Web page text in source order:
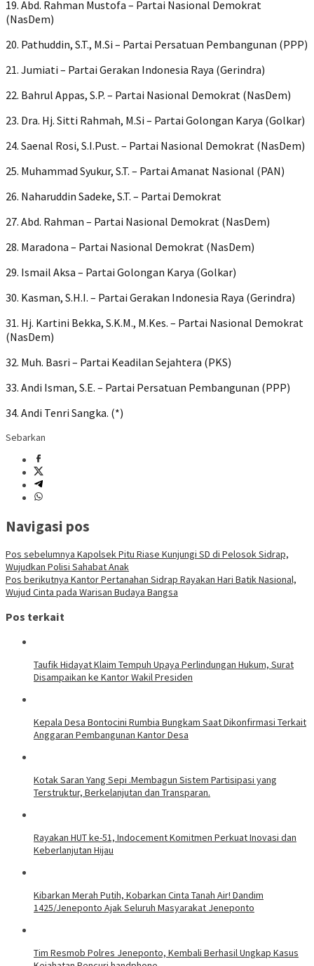
19. Abd. Rahman Mustofa – Partai Nasional Demokrat
(NasDem)
20. Pathuddin, S.T., M.Si – Partai Persatuan Pembangunan (PPP)
21. Jumiati – Partai Gerakan Indonesia Raya (Gerindra)
22. Bahrul Appas, S.P. – Partai Nasional Demokrat (NasDem)
23. Dra. Hj. Sitti Rahmah, M.Si – Partai Golongan Karya (Golkar)
24. Saenal Rosi, S.I.Pust. – Partai Nasional Demokrat (NasDem)
25. Muhammad Syukur, S.T. – Partai Amanat Nasional (PAN)
26. Naharuddin Sadeke, S.T. – Partai Demokrat
27. Abd. Rahman – Partai Nasional Demokrat (NasDem)
28. Maradona – Partai Nasional Demokrat (NasDem)
29. Ismail Aksa – Partai Golongan Karya (Golkar)
30. Kasman, S.H.I. – Partai Gerakan Indonesia Raya (Gerindra)
31. Hj. Kartini Bekka, S.K.M., M.Kes. – Partai Nasional Demokrat
(NasDem)
32. Muh. Basri – Partai Keadilan Sejahtera (PKS)
33. Andi Isman, S.E. – Partai Persatuan Pembangunan (PPP)
34. Andi Tenri Sangka. (*)
Sebarkan
Navigasi pos
Pos sebelumnya Kapolsek Pitu Riase Kunjungi SD di Pelosok Sidrap,
Wujudkan Polisi Sahabat Anak
Pos berikutnya Kantor Pertanahan Sidrap Rayakan Hari Batik Nasional,
Wujud Cinta pada Warisan Budaya Bangsa
Pos terkait
Taufik Hidayat Klaim Tempuh Upaya Perlindungan Hukum, Surat
Disampaikan ke Kantor Wakil Presiden
Kepala Desa Bontocini Rumbia Bungkam Saat Dikonfirmasi Terkait
Anggaran Pembangunan Kantor Desa
Kotak Saran Yang Sepi .Membagun Sistem Partisipasi yang
Terstruktur, Berkelanjutan dan Transparan.
Rayakan HUT ke-51, Indocement Komitmen Perkuat Inovasi dan
Keberlanjutan Hijau
Kibarkan Merah Putih, Kobarkan Cinta Tanah Air! Dandim
1425/Jeneponto Ajak Seluruh Masyarakat Jeneponto
Tim Resmob Polres Jeneponto, Kembali Berhasil Ungkap Kasus